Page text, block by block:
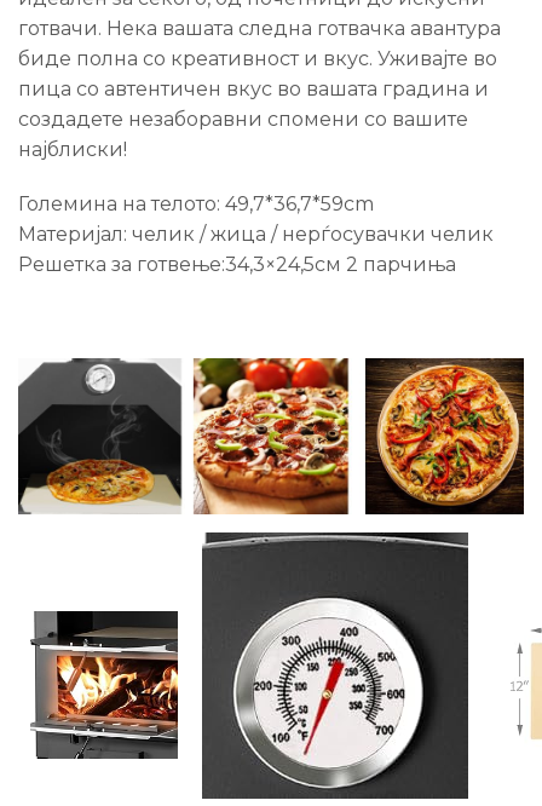
готвачи. Нека вашата следна готвачка авантура
биде полна со креативност и вкус. Уживајте во
пица со автентичен вкус во вашата градина и
создадете незаборавни спомени со вашите
најблиски!
Големина на телото: 49,7*36,7*59cm
Материјал: челик / жица / нерѓосувачки челик
Решетка за готвење:34,3×24,5см 2 парчиња